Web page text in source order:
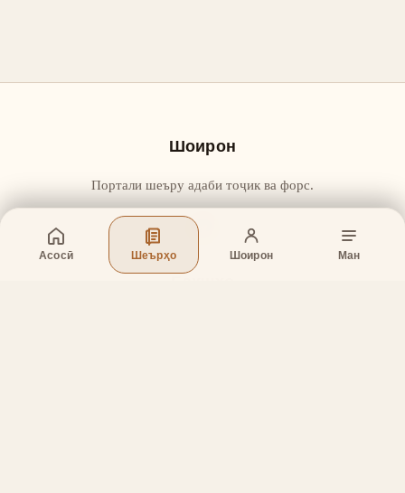
Асосӣ Шеърҳо Шоирон Ман
Шоирон
Портали шеъру адаби тоҷик ва форс.